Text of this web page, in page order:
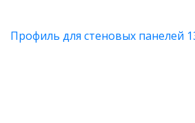
Профиль для стеновых панелей